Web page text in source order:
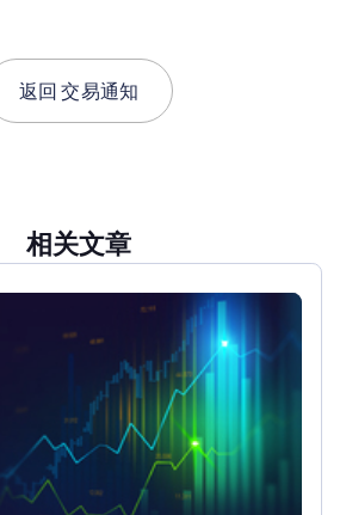
返回交易通知
相关文章